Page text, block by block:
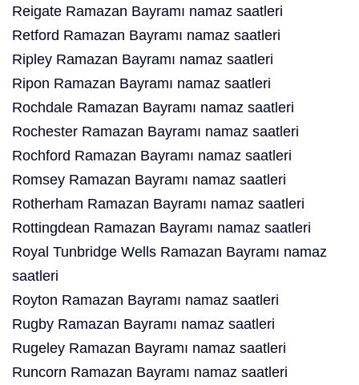
Reigate Ramazan Bayramı namaz saatleri
Retford Ramazan Bayramı namaz saatleri
Ripley Ramazan Bayramı namaz saatleri
Ripon Ramazan Bayramı namaz saatleri
Rochdale Ramazan Bayramı namaz saatleri
Rochester Ramazan Bayramı namaz saatleri
Rochford Ramazan Bayramı namaz saatleri
Romsey Ramazan Bayramı namaz saatleri
Rotherham Ramazan Bayramı namaz saatleri
Rottingdean Ramazan Bayramı namaz saatleri
Royal Tunbridge Wells Ramazan Bayramı namaz
saatleri
Royton Ramazan Bayramı namaz saatleri
Rugby Ramazan Bayramı namaz saatleri
Rugeley Ramazan Bayramı namaz saatleri
Runcorn Ramazan Bayramı namaz saatleri